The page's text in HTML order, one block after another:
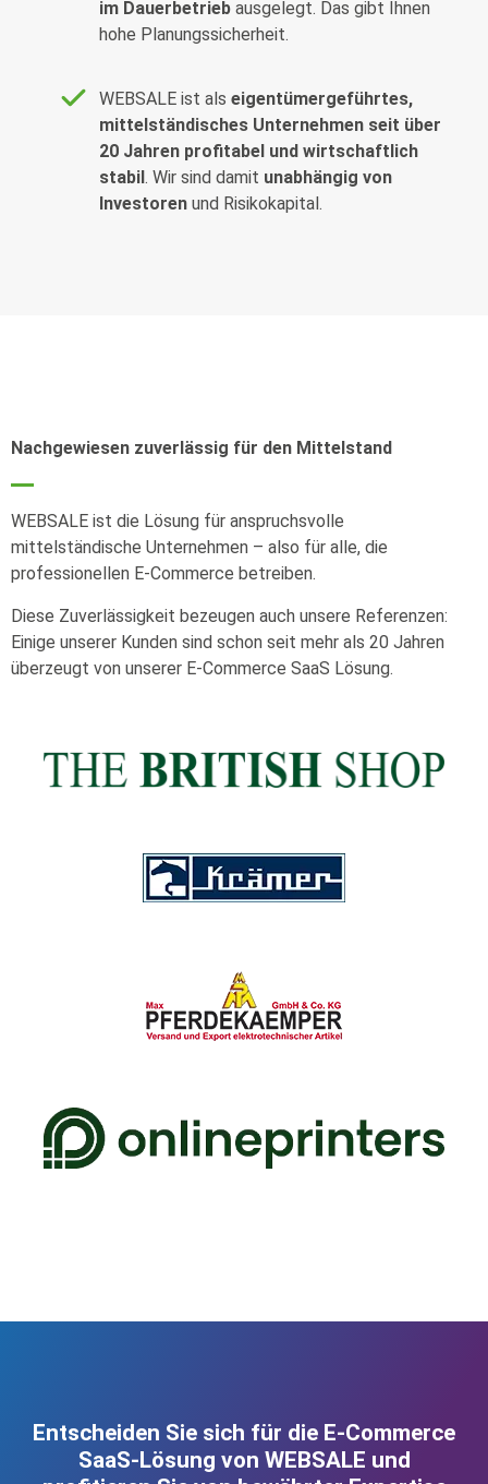
im Dauerbetriebausgelegt. Das gibt Ihnen
hohe Planungssicherheit.
WEBSALE ist alseigentümergeführtes,
mittelständisches Unternehmen seit über
20 Jahren profitabel und wirtschaftlich
stabil. Wir sind damit unabhängig von
Investorenund Risikokapital.
Nachgewiesen zuverlässig für den Mittelstand
WEBSALE ist die Lösung für anspruchsvolle
mittelständische Unternehmen – also für alle, die
professionellen E-Commerce betreiben.
Diese Zuverlässigkeit bezeugen auch unsere Referenzen:
Einige unserer Kunden sind schon seit mehr als 20 Jahren
überzeugt von unserer E-Commerce SaaS Lösung.
Entscheiden Sie sich für die E-Commerce
SaaS-Lösung von WEBSALE und